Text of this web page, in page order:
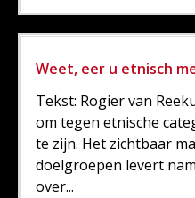
Weet, eer u etnisch
Tekst: Rogier van
om tegen etnische
te zijn. Het zichtbaar
doelgroepen levert
over...